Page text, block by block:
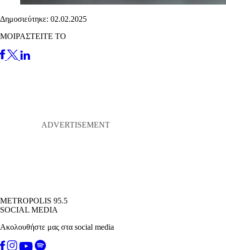
Δημοσιεύτηκε: 02.02.2025
ΜΟΙΡΑΣΤΕΙΤΕ ΤΟ
METROPOLIS 95.5
SOCIAL MEDIA
Ακολουθήστε μας στα social media